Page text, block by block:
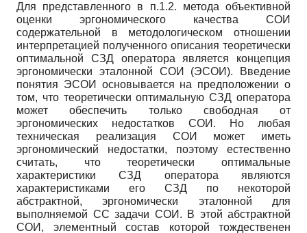
Для представленного в п.1.2. метода объективной
оценки эргономического качества СОИ
содержательной в методологическом отношении
интерпретацией полученного описания теоретически
оптимальной СЗД оператора является концепция
эргономически эталонной СОИ (ЭСОИ). Введение
понятия ЭСОИ основывается на предположении о
том, что теоретически оптимальную СЗД оператора
может обеспечить только свободная от
эргономических недостатков СОИ. Но любая
техническая реализация СОИ может иметь
эргономический недостатки, поэтому естественно
считать, что теоретически оптимальные
характеристики СЗД оператора являются
характеристиками его СЗД по некоторой
абстрактной, эргономически эталонной для
выполняемой СС задачи СОИ. В этой абстрактной
СОИ, элементный состав которой тождественен